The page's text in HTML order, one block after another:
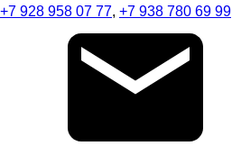
+7 928 958 07 77, +7 938 780 69 99